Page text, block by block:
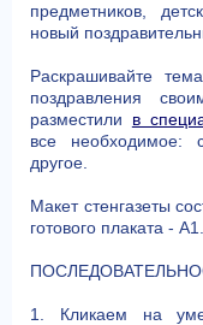
предметников,
новый
Раскрашивайте
поздравления
разместили в
все необходимое:
другое.
Макет стенгазеты
готового плаката - А1.
1. Кликаем на